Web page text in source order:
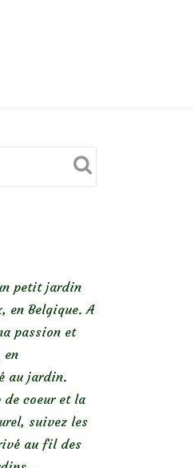
petit jardin
en Belgique. A
passion et
en
au jardin.
de coeur et la
suivez les
au fil des